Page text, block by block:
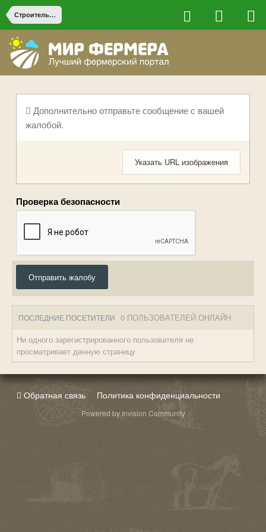
Строительство на ферме
Дополнительно отправьте сообщение с вашей
жалобой.
Указать URL изображения
Проверка безопасности
Отправить жалобу
ПОСЛЕДНИЕ ПОСЕТИТЕЛИ 0 ПОЛЬЗОВАТЕЛЕЙ ОНЛАЙН
Ни одного зарегистрированного пользователя не
просматривает данную страницу
Обратная связь Политика конфиденциальности
Powered by Invision Community